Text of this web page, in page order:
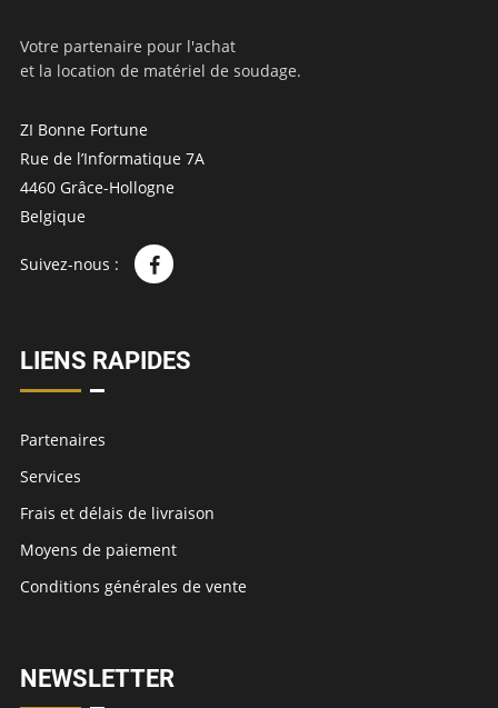
Votre partenaire pour l'achat
et la location de matériel de soudage.
ZI Bonne Fortune
Rue de l’Informatique 7A
4460 Grâce-Hollogne
Belgique
Suivez-nous :
LIENS RAPIDES
Partenaires
Services
Frais et délais de livraison
Moyens de paiement
Conditions générales de vente
NEWSLETTER